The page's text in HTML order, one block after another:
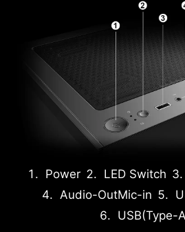
Power LED Switch
Audio-OutMic-in
USB(Type-